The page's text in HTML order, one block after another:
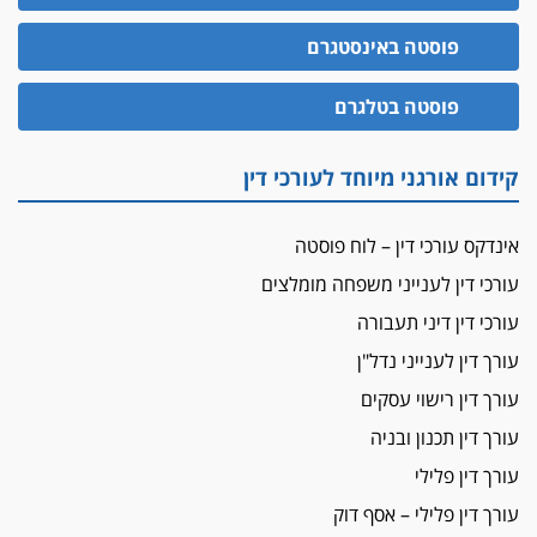
הזכות לטנף
זוכה עורך-דין שהשווה את ברק לסינוואר ואת
"הבמות של קפלן" לחמאס
מאסר לעורך הדין
פיקטיביות בשם פלסטינים
על המידתיות
ביה"ד המשמעתי ביטל השעיה לצמיתות של
עורכת-דין שהביעה שמחה ב-7 באוקטובר
אשם
עו"ד הלל בבייב הורשע בהונאת עשרות לקוחות,
ההסדר: 7-9 שנות מאסר
דין ומקרקעין
עורך דין ברמת השרון נחקר בחשד למרמה בעסקת
נדל"ן
"אני מכינה 5-6 ג'וינטים ביום"
פוסטה באינסטגרם
פוסטה בטלגרם
קידום אורגני מיוחד לעורכי דין
אינדקס עורכי דין – לוח פוסטה
עורכי דין לענייני משפחה מומלצים
עורכי דין דיני תעבורה
עורך דין לענייני נדל"ן
עורך דין רישוי עסקים
עורך דין תכנון ובניה
עורך דין פלילי
עורך דין פלילי – אסף דוק